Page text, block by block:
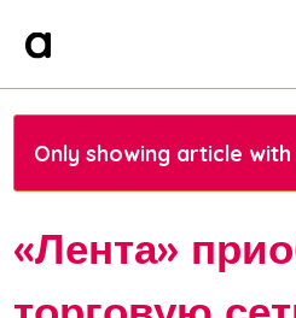
Only showing article
«Лента»